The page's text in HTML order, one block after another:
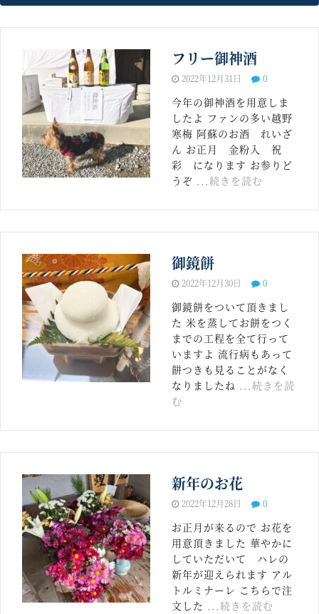
フリー御神酒
2022年12月31日 0
今年の御神酒を用意しま
したよ ファンの多い越野
寒梅 阿蘇のお酒 れいざ
ん お正月 金粉入 祝
彩 になります お参りど
うぞ ...続きを読む
御鏡餅
2022年12月30日 0
御鏡餅をついて頂きまし
た 米を蒸してお餅をつく
までの工程を全て行って
いますよ 流行病もあって
餅つきも見ることがなく
なりましたね ...続きを読
む
新年のお花
2022年12月28日 0
お正月が来るので お花を
用意頂きました 華やかに
していただいて ハレの
新年が迎えられます アル
トルミナーレ こちらで注
文した ...続きを読む